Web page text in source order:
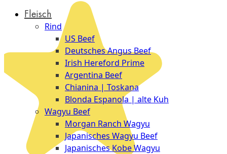
The
|
Fleisch
Rind
US Beef
Deutsches Angus Beef
Irish Hereford Prime
Argentina Beef
Chianina | Toskana
Blonda Espanola | alte Kuh
Wagyu Beef
Morgan Ranch Wagyu
Japanisches Wagyu Beef
Japanisches Kobe Wagyu